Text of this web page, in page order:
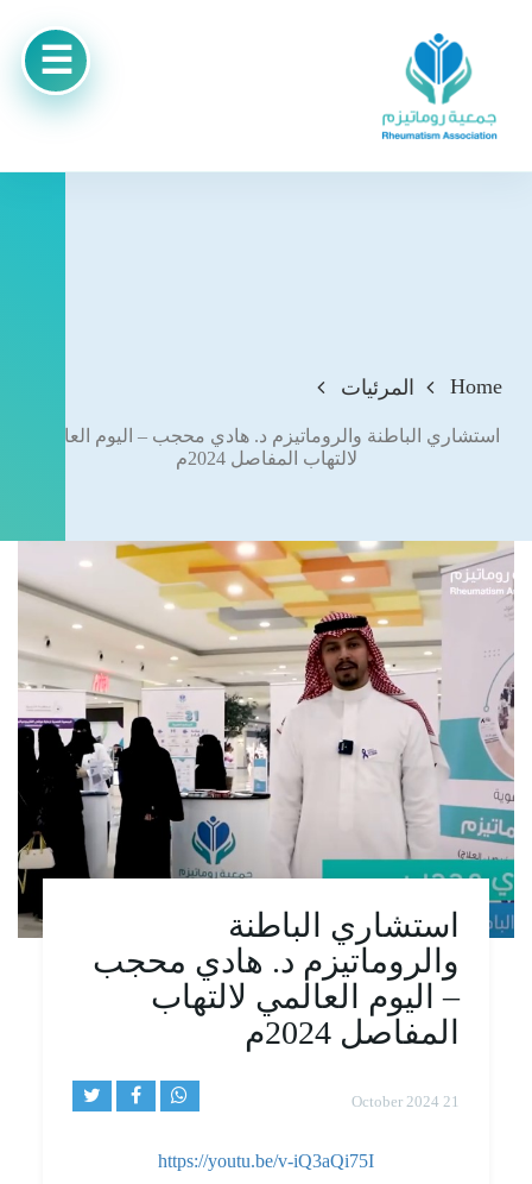
Home المرئيات
استشاري الباطنة والروماتيزم د. هادي محجب – اليوم العالمي
لالتهاب المفاصل 2024م
استشاري الباطنة
والروماتيزم د. هادي محجب
– اليوم العالمي لالتهاب
المفاصل 2024م
21 October 2024
https://youtu.be/v-iQ3aQi75I